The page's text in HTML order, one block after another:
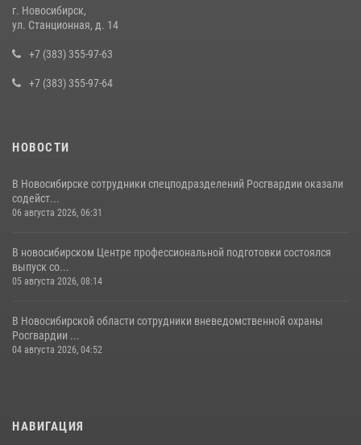
При силовой поддержке бойцов ОМОН и СОБР Росгвардии
в сфере страхования
29 июля 2026, 05:19
г. Новосибирск,
ул. Станционная, д. 14
+7 (383) 355-97-63
+7 (383) 355-97-64
НОВОСТИ
В Новосибирске сотрудники спецподразделений Росгвардии оказали
содейст...
06 августа 2026, 06:31
В новосибирском Центре профессиональной подготовки состоялся
выпуск со...
05 августа 2026, 08:14
В Новосибирской области сотрудники вневедомственной охраны
Росгвардии ...
04 августа 2026, 04:52
НАВИГАЦИЯ